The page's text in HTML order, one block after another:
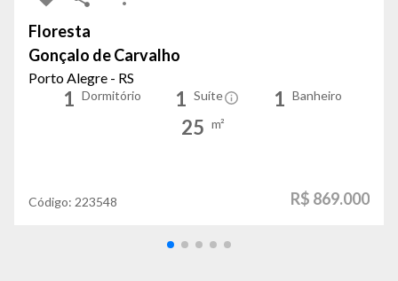
Floresta
Gonçalo de Carvalho
Porto Alegre - RS
1 Dormitório 1 Suíte 1 Banheiro
25 m²
Código: 223548 R$ 869.000